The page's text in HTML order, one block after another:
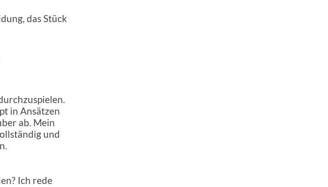
das Stück
in Ansätzen
ab. Mein
und
Ich rede